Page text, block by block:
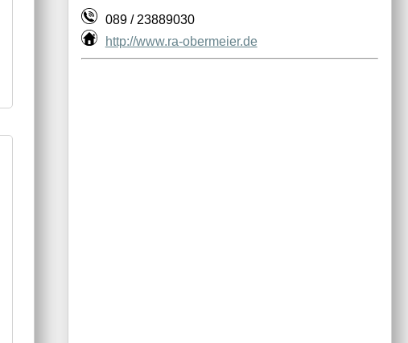
089 / 23889030
http://www.ra-obermeier.de